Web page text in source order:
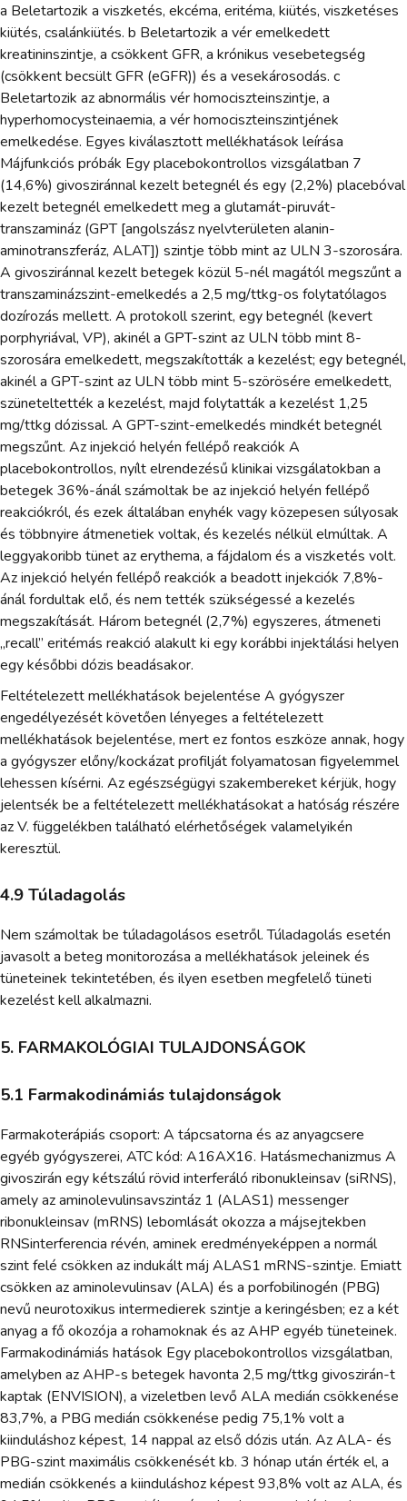
a Beletartozik a viszketés, ekcéma, eritéma, kiütés, viszketéses
kiütés, csalánkiütés. b Beletartozik a vér emelkedett
kreatininszintje, a csökkent GFR, a krónikus vesebetegség
(csökkent becsült GFR (eGFR)) és a vesekárosodás. c
Beletartozik az abnormális vér homociszteinszintje, a
hyperhomocysteinaemia, a vér homociszteinszintjének
emelkedése. Egyes kiválasztott mellékhatások leírása
Májfunkciós próbák Egy placebokontrollos vizsgálatban 7
(14,6%) givosziránnal kezelt betegnél és egy (2,2%) placebóval
kezelt betegnél emelkedett meg a glutamát-piruvát-
transzamináz (GPT [angolszász nyelvterületen alanin-
aminotranszferáz, ALAT]) szintje több mint az ULN 3-szorosára.
A givosziránnal kezelt betegek közül 5-nél magától megszűnt a
transzaminázszint-emelkedés a 2,5 mg/ttkg-os folytatólagos
dozírozás mellett. A protokoll szerint, egy betegnél (kevert
porphyriával, VP), akinél a GPT-szint az ULN több mint 8-
szorosára emelkedett, megszakították a kezelést; egy betegnél,
akinél a GPT-szint az ULN több mint 5-szörösére emelkedett,
szüneteltették a kezelést, majd folytatták a kezelést 1,25
mg/ttkg dózissal. A GPT-szint-emelkedés mindkét betegnél
megszűnt. Az injekció helyén fellépő reakciók A
placebokontrollos, nyílt elrendezésű klinikai vizsgálatokban a
betegek 36%-ánál számoltak be az injekció helyén fellépő
reakciókról, és ezek általában enyhék vagy közepesen súlyosak
és többnyire átmenetiek voltak, és kezelés nélkül elmúltak. A
leggyakoribb tünet az erythema, a fájdalom és a viszketés volt.
Az injekció helyén fellépő reakciók a beadott injekciók 7,8%-
ánál fordultak elő, és nem tették szükségessé a kezelés
megszakítását. Három betegnél (2,7%) egyszeres, átmeneti
„recall” eritémás reakció alakult ki egy korábbi injektálási helyen
egy későbbi dózis beadásakor.
Feltételezett mellékhatások bejelentése A gyógyszer
engedélyezését követően lényeges a feltételezett
mellékhatások bejelentése, mert ez fontos eszköze annak, hogy
a gyógyszer előny/kockázat profilját folyamatosan figyelemmel
lehessen kísérni. Az egészségügyi szakembereket kérjük, hogy
jelentsék be a feltételezett mellékhatásokat a hatóság részére
az V. függelékben található elérhetőségek valamelyikén
keresztül.
4.9 Túladagolás
Nem számoltak be túladagolásos esetről. Túladagolás esetén
javasolt a beteg monitorozása a mellékhatások jeleinek és
tüneteinek tekintetében, és ilyen esetben megfelelő tüneti
kezelést kell alkalmazni.
5. FARMAKOLÓGIAI TULAJDONSÁGOK
5.1 Farmakodinámiás tulajdonságok
Farmakoterápiás csoport: A tápcsatorna és az anyagcsere
egyéb gyógyszerei, ATC kód: A16AX16. Hatásmechanizmus A
givoszirán egy kétszálú rövid interferáló ribonukleinsav (siRNS),
amely az aminolevulinsavszintáz 1 (ALAS1) messenger
ribonukleinsav (mRNS) lebomlását okozza a májsejtekben
RNSinterferencia révén, aminek eredményeképpen a normál
szint felé csökken az indukált máj ALAS1 mRNS-szintje. Emiatt
csökken az aminolevulinsav (ALA) és a porfobilinogén (PBG)
nevű neurotoxikus intermedierek szintje a keringésben; ez a két
anyag a fő okozója a rohamoknak és az AHP egyéb tüneteinek.
Farmakodinámiás hatások Egy placebokontrollos vizsgálatban,
amelyben az AHP-s betegek havonta 2,5 mg/ttkg givoszirán-t
kaptak (ENVISION), a vizeletben levő ALA medián csökkenése
83,7%, a PBG medián csökkenése pedig 75,1% volt a
kiinduláshoz képest, 14 nappal az első dózis után. Az ALA- és
PBG-szint maximális csökkenését kb. 3 hónap után érték el, a
medián csökkenés a kiinduláshoz képest 93,8% volt az ALA, és